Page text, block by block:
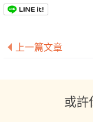
上一篇文章
或許